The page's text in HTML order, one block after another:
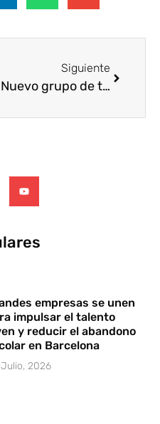
Siguiente
Nuevo grupo de trabajo Voluntare: Voluntariado Emprendedor
empresas se unen
impulsar el talento
y reducir el abandono
en Barcelona
2026